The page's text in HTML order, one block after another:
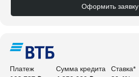
Оформить заявку
Платеж
Сумма кредита
Ставка*